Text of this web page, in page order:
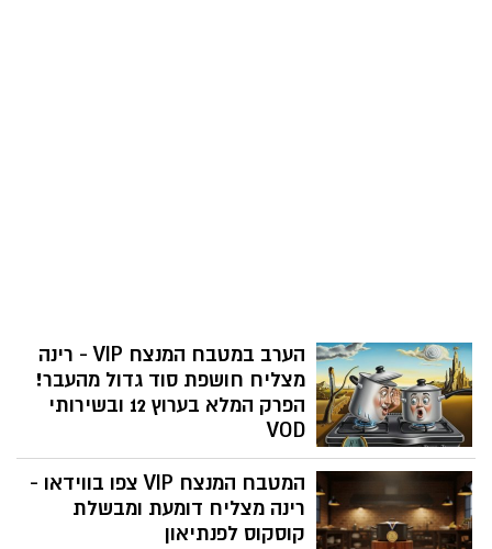
הערב במטבח המנצח VIP - רינה
מצליח חושפת סוד גדול מהעבר!
הפרק המלא בערוץ 12 ובשירותי
VOD
לפעמים נדמה לי שהאוכל הוא רק להקת
הליווי של המטבח המנצח VIP 2025. השנה
משתתפים בו 5 זוגות שכל אחד מהם מוכר
בכל בית אך אנו יודעים עליהן מעט מאד. לצד
המטבח המנצח VIP צפו בווידאו -
רינה מצליח דומעת ומבשלת
קוסקוס לפנתיאון